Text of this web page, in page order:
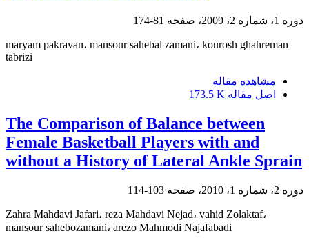
دوره 1، شماره 2، 2009، صفحه 81-174
maryam pakravan، mansour sahebal zamani، kourosh ghahreman
tabrizi
مشاهده مقاله
اصل مقاله 173.5 K
The Comparison of Balance between
Female Basketball Players with and
without a History of Lateral Ankle Sprain
دوره 2، شماره 1، 2010، صفحه 103-114
Zahra Mahdavi Jafari، reza Mahdavi Nejad، vahid Zolaktaf،
mansour sahebozamani، arezo Mahmodi Najafabadi